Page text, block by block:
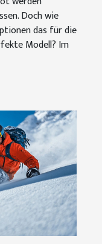
Doch wie
das für die
Modell? Im